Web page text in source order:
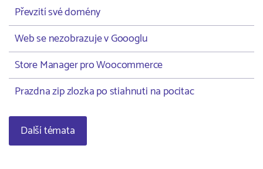
Převzití své domény
Web se nezobrazuje v Goooglu
Store Manager pro Woocommerce
Prazdna zip zlozka po stiahnuti na pocitac
Další témata